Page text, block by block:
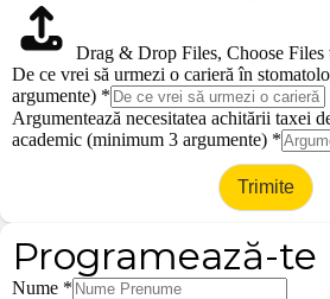
Drag & Drop Files, Choose
De ce vrei să urmezi o carieră în
argumente) *
Argumentează necesitatea achitării taxei
academic (minimum 3 argumente) *
Trimite
Programează-te
Nume *